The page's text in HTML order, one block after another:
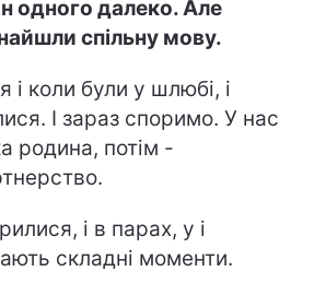
одного далеко. Але
спільну мову.
коли були у шлюбі, і
І зараз споримо. У нас
родина, потім -
і в парах, у і
складні моменти.